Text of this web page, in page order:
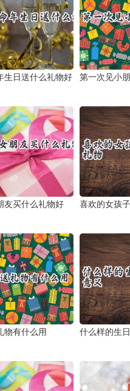
生日送什么礼物好 第一次见小
友买什么礼物好 喜欢的女孩
物有什么用 什么样的生